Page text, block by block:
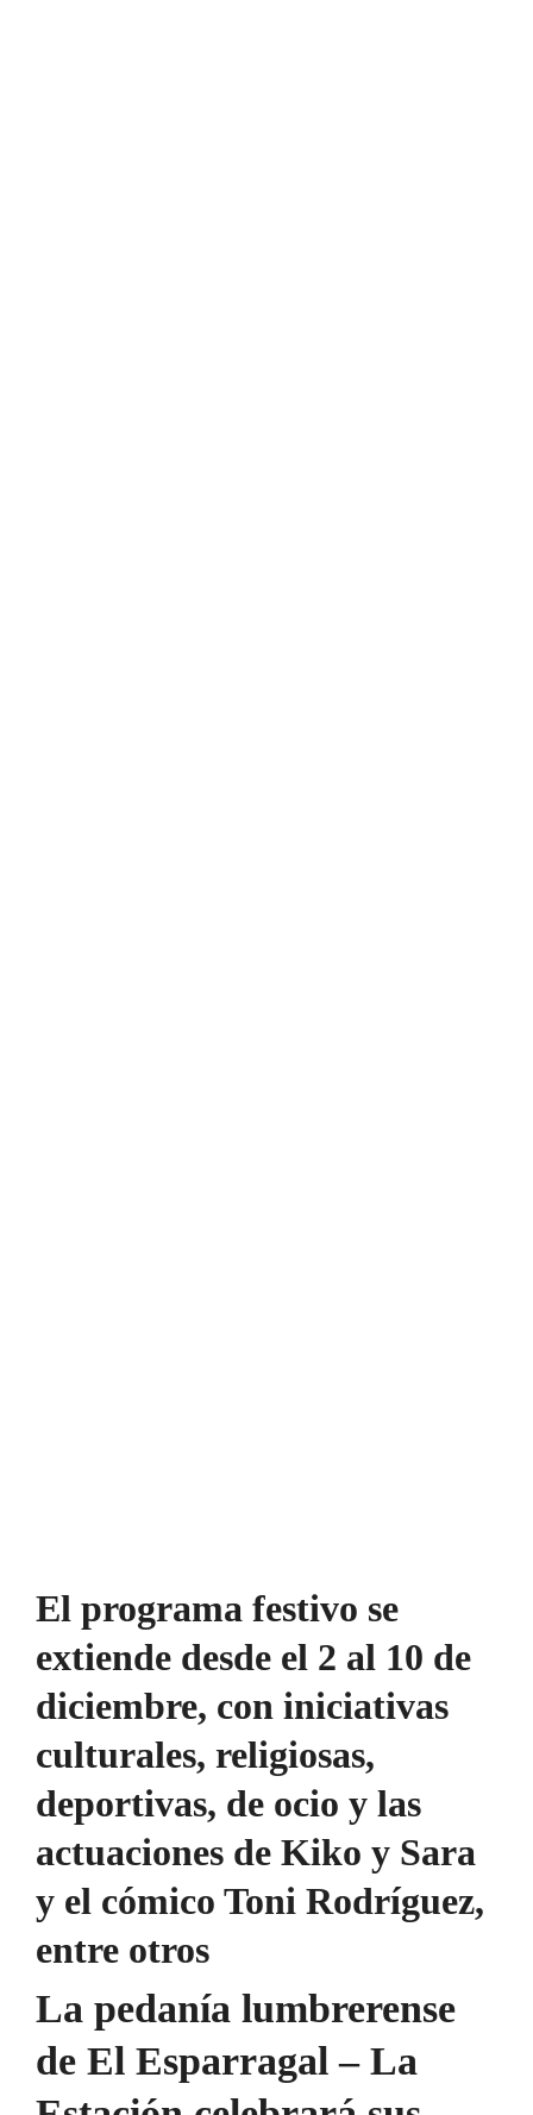
El programa festivo se
extiende desde el 2 al 10 de
diciembre, con iniciativas
culturales, religiosas,
deportivas, de ocio y las
actuaciones de Kiko y Sara
y el cómico Toni Rodríguez,
entre otros
La pedanía lumbrerense
de El Esparragal – La